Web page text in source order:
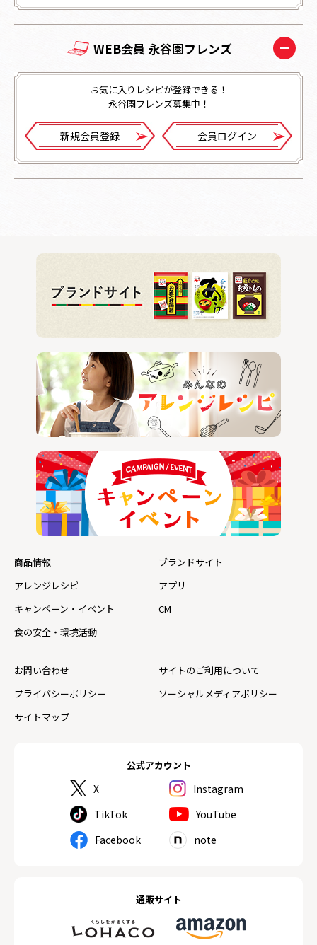
WEB会員 永谷園フレンズ
お気に入りレシピが登録できる！
永谷園フレンズ募集中！
新規会員登録 会員ログイン
公式アカウント
X
Instagram
TikTok
YouTube
Facebook
note
通販サイト
商品情報
ブランドサイト
アレンジレシピ
アプリ
キャンペーン・イベント
CM
食の安全・環境活動
お問い合わせ
サイトのご利用について
プライバシーポリシー
ソーシャルメディアポリシー
サイトマップ